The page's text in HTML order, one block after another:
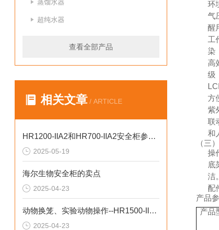
蒸馏水器
超纯水器
查看全部产品
相关文章 / ARTICLE
HR1200-IIA2和HR700-IIA2安全柜参数对比
2025-05-19
海尔生物安全柜的卖点
2025-04-23
动物换笼、实验动物操作--HR1500-IIA2-DW生物安全柜
2025-04-23
环
气
醒
工
染
高
级
方
紫
联
和
（三
操
底
洁
配
产品
产品